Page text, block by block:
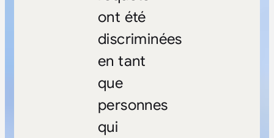
ont été
discriminées
en tant
que
personnes
qui